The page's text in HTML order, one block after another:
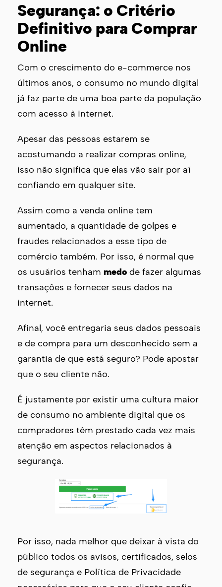
Segurança: o Critério
Definitivo para Comprar
Online
Com o crescimento do e-commerce nos
últimos anos, o consumo no mundo digital
já faz parte de uma boa parte da população
com acesso à internet.
Apesar das pessoas estarem se
acostumando a realizar compras online,
isso não significa que elas vão sair por aí
confiando em qualquer site.
Assim como a venda online tem
aumentado, a quantidade de golpes e
fraudes relacionados a esse tipo de
comércio também. Por isso, é normal que
os usuários tenham medo de fazer algumas
transações e fornecer seus dados na
internet.
Afinal, você entregaria seus dados pessoais
e de compra para um desconhecido sem a
garantia de que está seguro? Pode apostar
que o seu cliente não.
É justamente por existir uma cultura maior
de consumo no ambiente digital que os
compradores têm prestado cada vez mais
atenção em aspectos relacionados à
segurança.
Por isso, nada melhor que deixar à vista do
público todos os avisos, certificados, selos
de segurança e Política de Privacidade